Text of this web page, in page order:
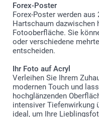
Forex-Poster
Forex-Poster werden
Hartschaum dazwischen
Fotooberfläche. Sie
oder verschiedene
entscheiden.
Ihr Foto auf Acryl
Verleihen Sie Ihrem
modernen Touch und
hochglänzenden
intensiver Tiefenwirkung
ideal, um Ihre